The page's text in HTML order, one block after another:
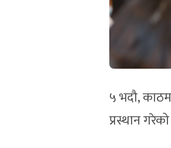
५ भदौ,
प्रस्थान